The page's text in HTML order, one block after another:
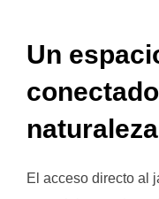
Un
naturaleza
El acceso directo al